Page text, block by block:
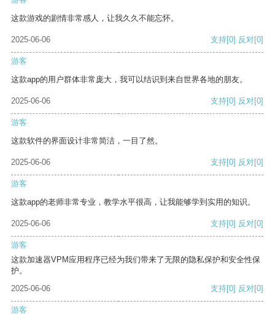
这款游戏的剧情非常感人，让我久久不能忘怀。
2025-06-06 支持[0] 反对[0]
游客
这款app的用户群体非常庞大，我可以结识到来自世界各地的朋友。
2025-06-06 支持[0] 反对[0]
游客
这款软件的界面设计非常简洁，一目了然。
2025-06-06 支持[0] 反对[0]
游客
这款app的老师非常专业，教学水平很高，让我能够学到实用的知识。
2025-06-06 支持[0] 反对[0]
游客
这款加速器VPM应用程序已经为我们带来了无限的隐私保护和安全性保
护。
2025-06-06
支持[0] 反对[0]
游客